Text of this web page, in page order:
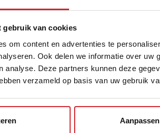
gebruik van cookies
om content en advertenties te
Ook delen we informatie over
analyse. Deze partners kunnen deze
verzameld op basis van uw gebruik
Aanpassen